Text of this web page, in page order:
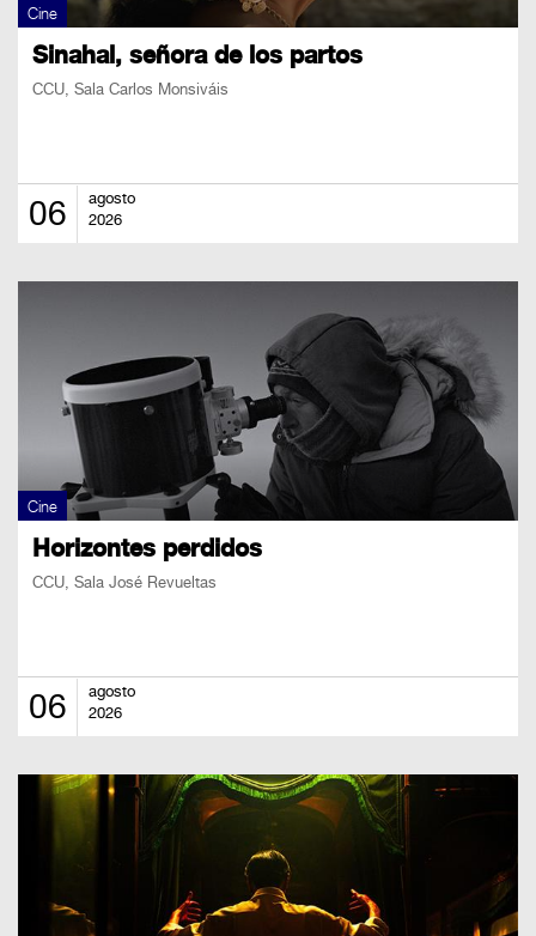
RECINTOS
DOCUMENTOS
Guía
Mensual
Puntos
Cine
Sinahal, señora de los partos
CCU, Sala Carlos Monsiváis
06
agosto
2026
Cine
Horizontes perdidos
CCU, Sala José Revueltas
06
agosto
2026